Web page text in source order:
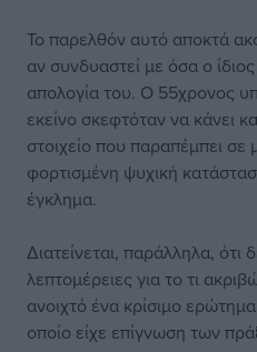
Το παρελθόν αυτό αποκτά
αν συνδυαστεί με όσα ο
απολογία του. Ο 55χρονος
εκείνο σκεφτόταν να κάνει
στοιχείο που παραπέμπει σε
φορτισμένη ψυχική
έγκλημα.
Διατείνεται, παράλληλα, ότι
λεπτομέρειες για το τι
ανοιχτό ένα κρίσιμο
οποίο είχε επίγνωση των